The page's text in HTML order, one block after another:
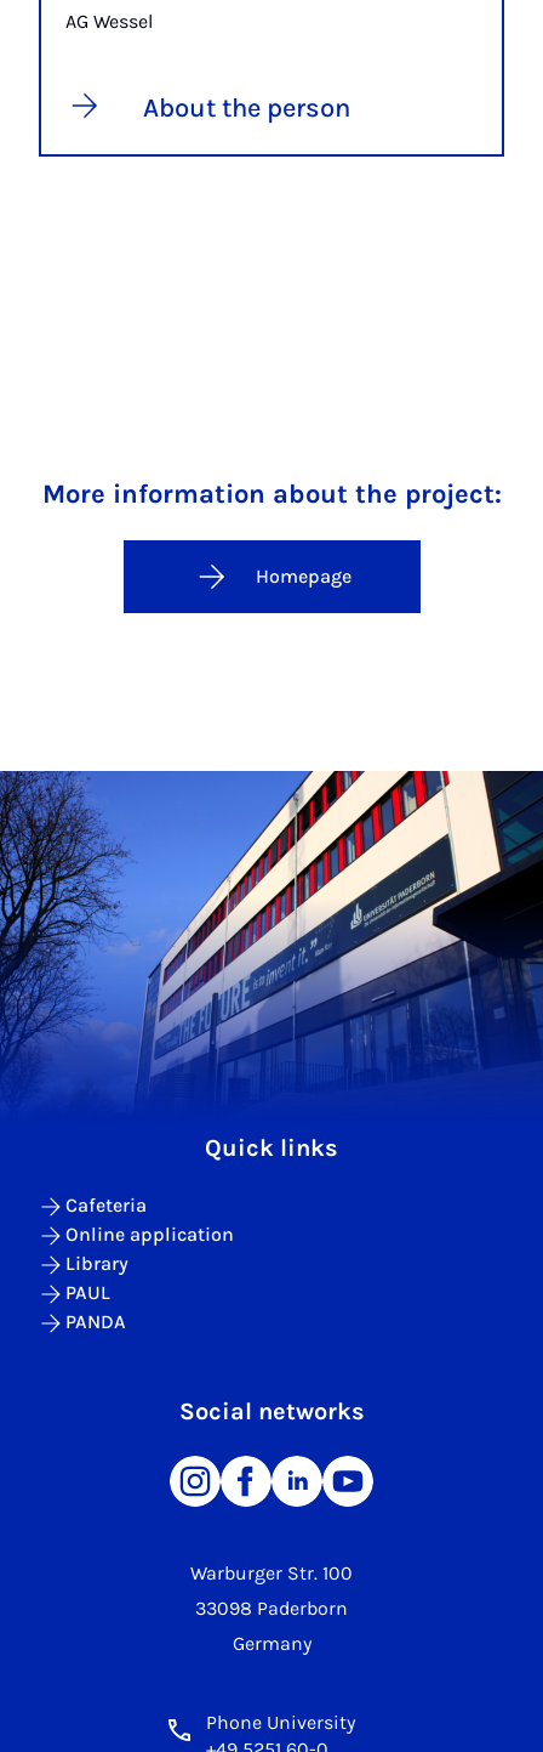
AG Wessel
About the person
More information about the project:
Homepage
Warburger Str. 100
33098 Paderborn
Germany
Phone University
Quick links
Cafeteria
Online application
Library
PAUL
PANDA
Social networks